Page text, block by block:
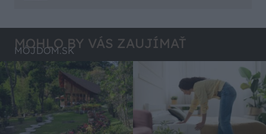
MOHLO BY VÁS ZAUJÍMAŤ
MÔJDOM.SK